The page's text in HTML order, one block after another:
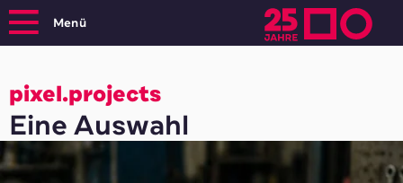
Menü
pixel.projects
Eine Auswahl